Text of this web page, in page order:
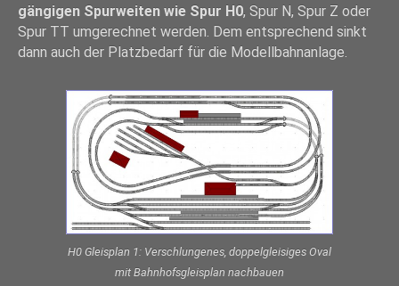
gängigen Spurweiten wie Spur H0, Spur N, Spur Z oder
Spur TT umgerechnet werden. Dem entsprechend sinkt
dann auch der Platzbedarf für die Modellbahnanlage.
H0 Gleisplan 1: Verschlungenes, doppelgleisiges Oval
mit Bahnhofsgleisplan nachbauen